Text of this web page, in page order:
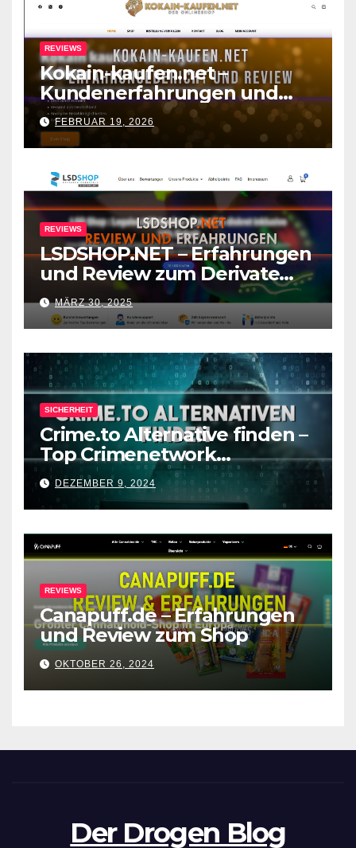
REVIEWS
Kokain-kaufen.net –
Kundenerfahrungen und
Review zum Shop
FEBRUAR 19, 2026
REVIEWS
LSDSHOP.NET – Erfahrungen
und Review zum Derivate
Shop
MÄRZ 30, 2025
SICHERHEIT
Crime.to Alternative finden –
Top Crimenetwork
Alternativen nach
Forenabschaltung
DEZEMBER 9, 2024
REVIEWS
Canapuff.de – Erfahrungen
und Review zum Shop
OKTOBER 26, 2024
Der Drogen Blog